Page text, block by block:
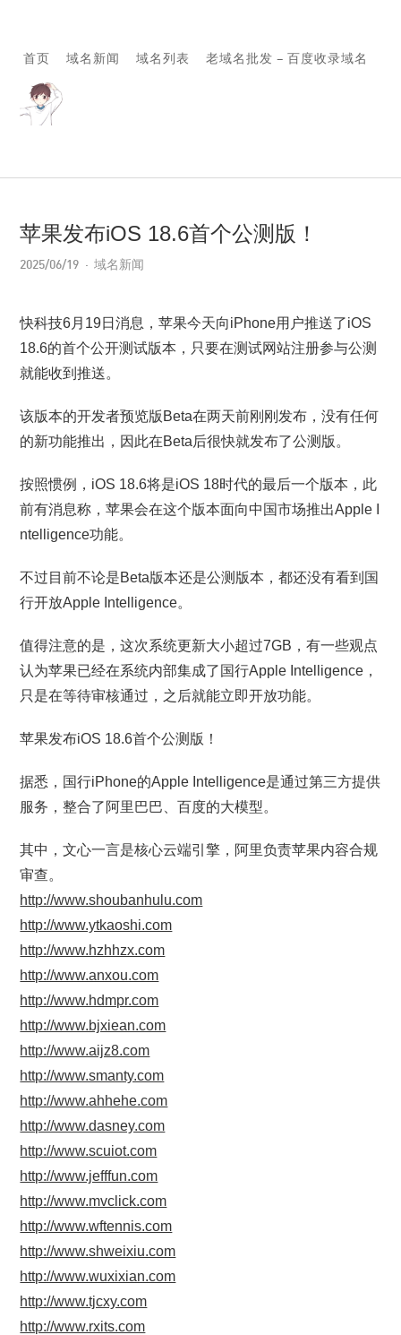
首页 域名新闻 域名列表 老域名批发 – 百度收录域名
苹果发布iOS 18.6首个公测版！
2025/06/19 域名新闻
快科技6月19日消息，苹果今天向iPhone用户推送了iOS
18.6的首个公开测试版本，只要在测试网站注册参与公测
就能收到推送。
该版本的开发者预览版Beta在两天前刚刚发布，没有任何
的新功能推出，因此在Beta后很快就发布了公测版。
按照惯例，iOS 18.6将是iOS 18时代的最后一个版本，此
前有消息称，苹果会在这个版本面向中国市场推出Apple I
ntelligence功能。
不过目前不论是Beta版本还是公测版本，都还没有看到国
行开放Apple Intelligence。
值得注意的是，这次系统更新大小超过7GB，有一些观点
认为苹果已经在系统内部集成了国行Apple Intelligence，
只是在等待审核通过，之后就能立即开放功能。
苹果发布iOS 18.6首个公测版！
据悉，国行iPhone的Apple Intelligence是通过第三方提供
服务，整合了阿里巴巴、百度的大模型。
其中，文心一言是核心云端引擎，阿里负责苹果内容合规
审查。
http://www.shoubanhulu.com
http://www.ytkaoshi.com
http://www.hzhhzx.com
http://www.anxou.com
http://www.hdmpr.com
http://www.bjxiean.com
http://www.aijz8.com
http://www.smanty.com
http://www.ahhehe.com
http://www.dasney.com
http://www.scuiot.com
http://www.jefffun.com
http://www.mvclick.com
http://www.wftennis.com
http://www.shweixiu.com
http://www.wuxixian.com
http://www.tjcxy.com
http://www.rxits.com